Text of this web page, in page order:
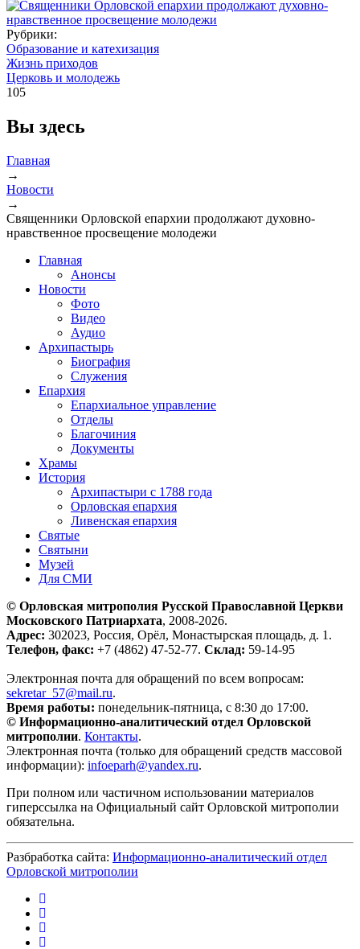
Рубрики:
Образование и катехизация
Жизнь приходов
Церковь и молодежь
105
Вы здесь
Главная
→
Новости
→
Священники Орловской епархии продолжают духовно-
нравственное просвещение молодежи
Главная
Анонсы
Новости
Фото
Видео
Аудио
Архипастырь
Биография
Служения
Епархия
Епархиальное управление
Отделы
Благочиния
Документы
Храмы
История
Архипастыри с 1788 года
Орловская епархия
Ливенская епархия
Святые
Святыни
Музей
Для СМИ
© Орловская митрополия Русской Православной Церкви
Московского Патриархата, 2008-2026.
Адрес: 302023, Россия, Орёл, Монастырская площадь, д. 1.
Телефон, факс: +7 (4862) 47-52-77. Склад: 59-14-95
Электронная почта для обращений по всем вопросам:
sekretar_57@mail.ru.
Время работы: понедельник-пятница, с 8:30 до 17:00.
© Информационно-аналитический отдел Орловской
митрополии. Контакты.
Электронная почта (только для обращений средств массовой
информации): infoeparh@yandex.ru.
При полном или частичном использовании материалов
гиперссылка на Официальный сайт Орловской митрополии
обязательна.
Разбработка сайта: Информационно-аналитический отдел
Орловской митрополии